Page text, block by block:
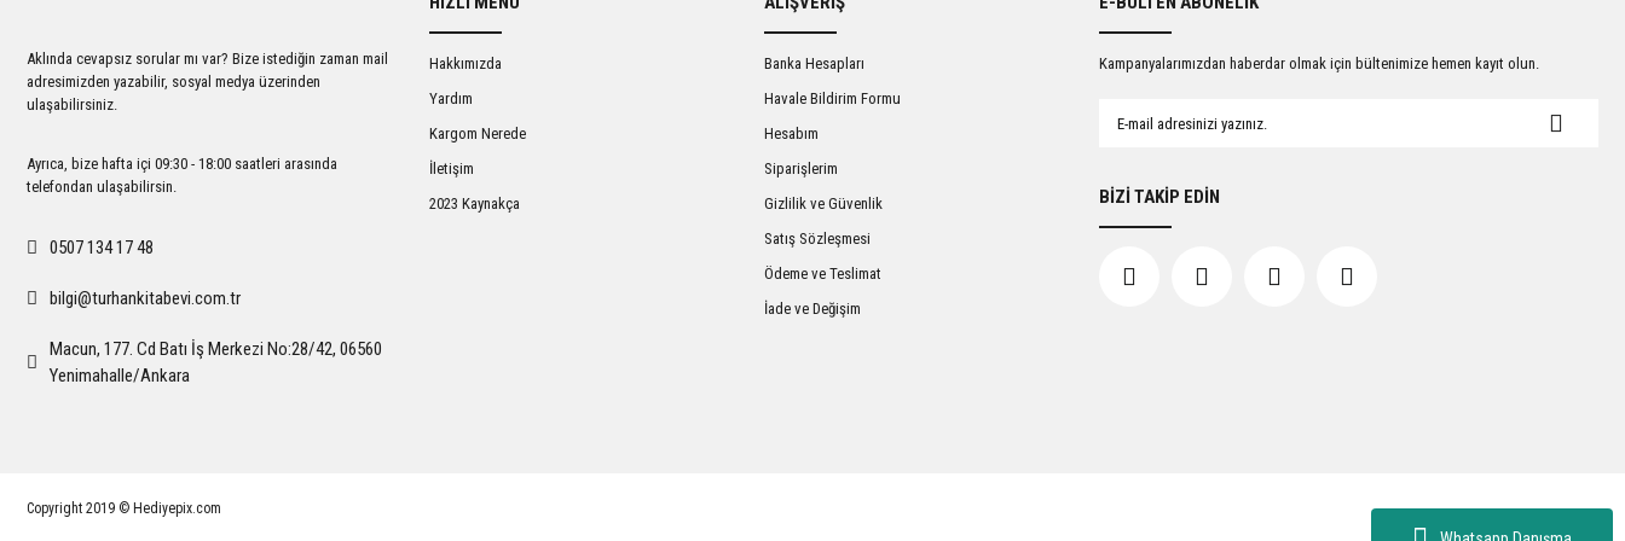
Ürün fiyatı diğer sitelerden daha pahalı.
Bu ürüne benzer farklı alternatifler olmalı.
Gönder
Aklında cevapsız sorular mı var? Bize istediğin zaman mail
adresimizden yazabilir, sosyal medya üzerinden
ulaşabilirsiniz.
Ayrıca, bize hafta içi 09:30 - 18:00 saatleri arasında
telefondan ulaşabilirsin.
0507 134 17 48
bilgi@turhankitabevi.com.tr
Macun, 177. Cd Batı İş Merkezi No:28/42, 06560
Yenimahalle/Ankara
Hakkımızda
Yardım
Kargom Nerede
İletişim
2023 Kaynakça
Banka Hesapları
Havale Bildirim Formu
Hesabım
Siparişlerim
Gizlilik ve Güvenlik
Satış Sözleşmesi
Ödeme ve Teslimat
İade ve Değişim
Kampanyalarımızdan haberdar olmak için bültenimize hemen kayıt olun.
BİZİ TAKİP EDİN
Copyright 2019 © Hediyepix.com